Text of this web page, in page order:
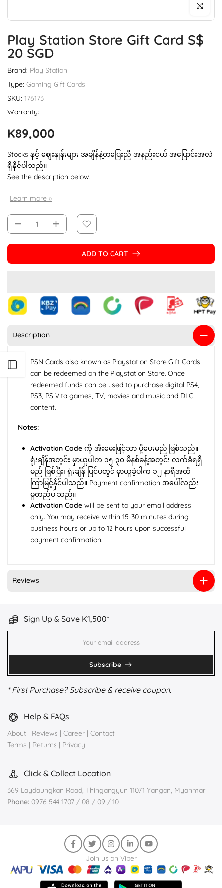
Click to
Play Station Store Gift Card S$
20 SGD
Brand: Play Station
Type: Gaming Gift Cards
SKU: 176173
Warranty:
K89,000
Stocks နှင့် ဈေးနှုန်းများ အချိန်နဲ့တပြေးညီ အနည်းငယ် အပြောင်းအလဲ
ရှိနိုင်ပါသည်။
See the description below.
Learn more »
ADD TO CART
Description
PSN Cards also known as Playstation Store Gift Cards
can be redeemed on the Playstation Store. Once
redeemed funds can be used to purchase digital PS4,
PS3, PS Vita games, TV, movies and music and DLC
content.
Notes:
Activation Code ကို အီးမေးဖြင့်သာ ပို့ပေးမည် ဖြစ်သည်။
ရုံးချိန်အတွင်း မှာယူပါက ၁၅-၃၀ မိနစ်ခန့်အတွင်း လက်ခံရရှိ
မည် ဖြစ်ပြီး၊ ရုံးချိန် ပြင်ပတွင် မှာယူခဲ့ပါက ၁၂ နာရီအထိ
ကြာမြင့်နိုင်ပါသည်။ Payment confirmation အပေါ်လည်း
မူတည်ပါသည်။
Activation Code will be sent to your email address
only. You may receive within 15-30 minutes during
business hours or up to 12 hours upon successful
payment confirmation.
Reviews
Open sidebar
Sign Up & Save K1,500*
Subscribe
* First Purchase? Subscribe & receive coupon.
Help & FAQs
About | Reviews | Career | Contact
Terms | Returns | Privacy
Click & Collect Location
369 Laydaungkan Road, Thingangyun 11071 Yangon, Myanmar
Phone: 0976 544 1707 / 08 / 09 / 10
Join us on Viber